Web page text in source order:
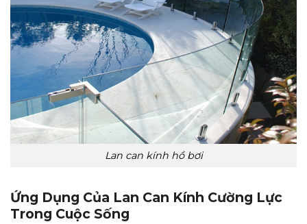
Lan can kính hồ bơi
Ứng Dụng Của Lan Can Kính Cường Lực
Trong Cuộc Sống